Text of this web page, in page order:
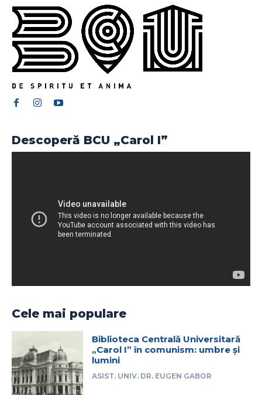
Descoperă BCU „Carol I”
Cele mai populare
Biblioteca Centrală Universitară
„Carol I” în comunism: umbre și
lumini
ASIST. UNIV. DR. EUGEN GABOR